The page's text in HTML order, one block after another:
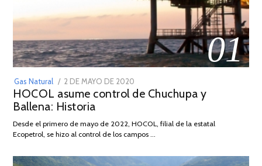
01
Gas Natural
POSTED
ON
2 DE MAYO DE 2020
DE
2026
HOCOL asume control de Chuchupa y
Ballena: Historia
Desde el primero de mayo de 2022, HOCOL, filial de la estatal
Ecopetrol, se hizo al control de los campos …